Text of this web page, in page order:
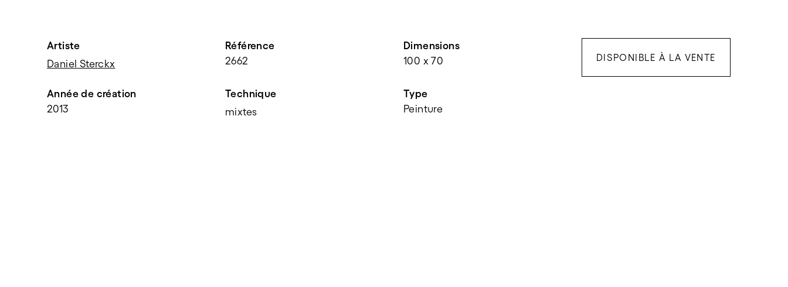
Artiste
Daniel Sterckx
Référence
2662
Dimensions
100 x 70
Année de création
2013
Technique
mixtes
Type
Peinture
DISPONIBLE À LA VENTE